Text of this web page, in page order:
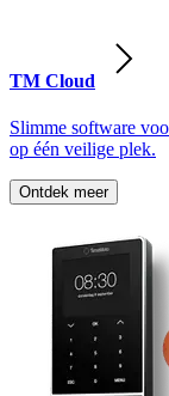
TM Cloud
Slimme software
op één veilige plek.
Ontdek meer